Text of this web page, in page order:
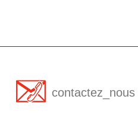
contactez_nous